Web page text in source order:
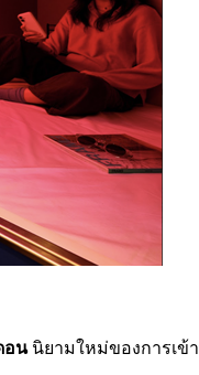
อนนิยามใหม่ของการเข้